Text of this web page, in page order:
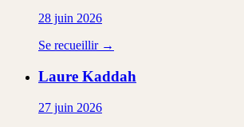
28 juin 2026
Se recueillir →
Laure Kaddah
27 juin 2026